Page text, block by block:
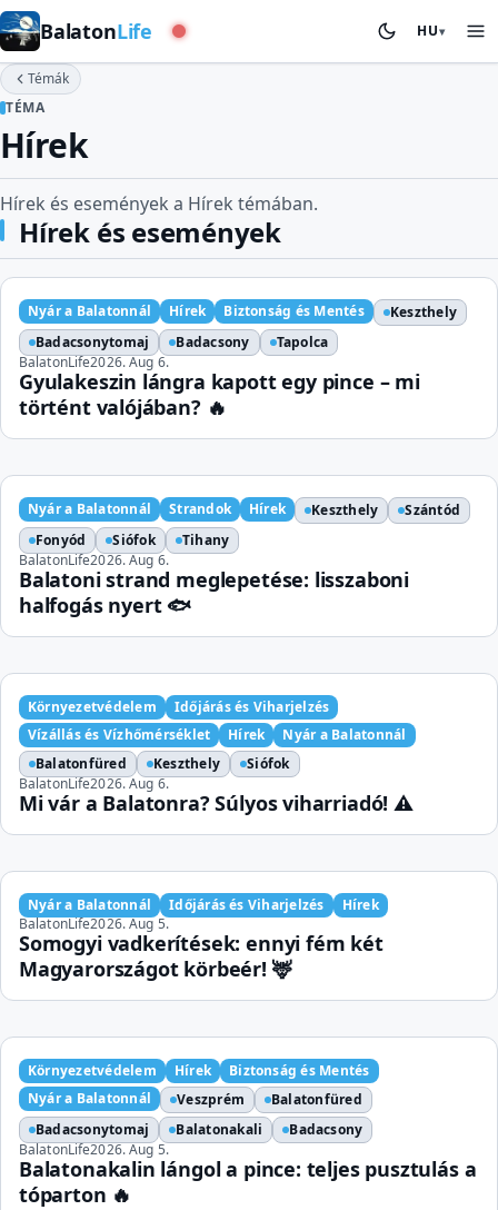
BalatonLife Nyugati medence HU▾
Témák
TÉMA
Hírek
Hírek és események a Hírek témában.
Hírek és események
Nyár a Balatonnál Hírek Biztonság és Mentés
Keszthely
Badacsonytomaj
Badacsony
Tapolca
BalatonLife2026. Aug 6.
Gyulakeszin lángra kapott egy pince – mi
történt valójában? 🔥
Nyár a Balatonnál Strandok Hírek Keszthely
Szántód
Fonyód
Siófok
Tihany
BalatonLife2026. Aug 6.
Balatoni strand meglepetése: lisszaboni
halfogás nyert 🐟
Környezetvédelem
Időjárás és Viharjelzés
Vízállás és Vízhőmérséklet
Hírek
Nyár a Balatonnál
Balatonfüred
Keszthely
Siófok
BalatonLife2026. Aug 6.
Mi vár a Balatonra? Súlyos viharriadó! ⚠️
Nyár a Balatonnál Időjárás és Viharjelzés
Hírek
BalatonLife2026. Aug 5.
Somogyi vadkerítések: ennyi fém két
Magyarországot körbeér! 🦌
Környezetvédelem Hírek
Biztonság és Mentés
Nyár a Balatonnál
Veszprém
Balatonfüred
Badacsonytomaj
Balatonakali
Badacsony
BalatonLife2026. Aug 5.
Balatonakalin lángol a pince: teljes pusztulás a
tóparton 🔥